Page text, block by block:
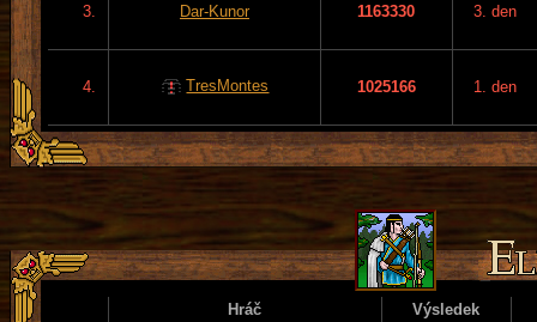
3. Dar-Kunor 1163330 3. den
4. TresMontes 1025166 1. den
Hráč
Výsledek